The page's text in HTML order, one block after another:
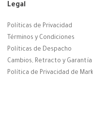
Legal
Políticas de Privacidad
Términos y Condiciones
Políticas de Despacho
Cambios, Retracto y Garantía
Política de Privacidad de